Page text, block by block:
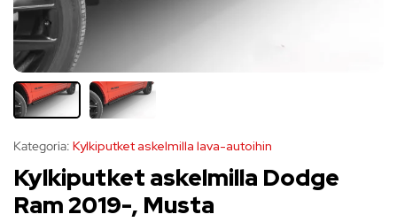
Kategoria: Kylkiputket askelmilla lava-autoihin
Kylkiputket askelmilla Dodge
Ram 2019-, Musta